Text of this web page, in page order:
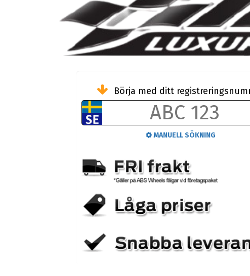
Börja med ditt
MANUELL SÖKNING